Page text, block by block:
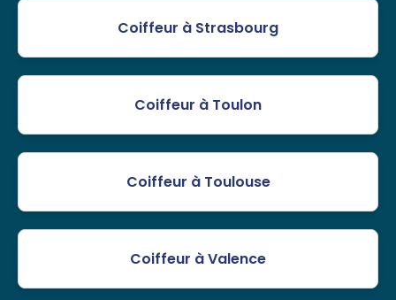
Coiffeur à Strasbourg
Coiffeur à Toulon
Coiffeur à Toulouse
Coiffeur à Valence